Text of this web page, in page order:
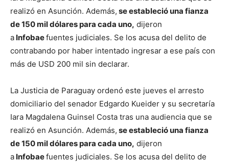
realizó en Asunción. Además, se estableció una fianza
de 150 mil dólares para cada uno, dijeron
a Infobaefuentes judiciales. Se los acusa del delito de
contrabando por haber intentado ingresar a ese país con
más de USD 200 mil sin declarar.
La Justicia de Paraguay ordenó este jueves el arresto
domiciliario del senador Edgardo Kueider y su secretaría
Iara Magdalena Guinsel Costa tras una audiencia que se
realizó en Asunción. Además, se estableció una fianza
de 150 mil dólares para cada uno, dijeron
a Infobaefuentes judiciales. Se los acusa del delito de